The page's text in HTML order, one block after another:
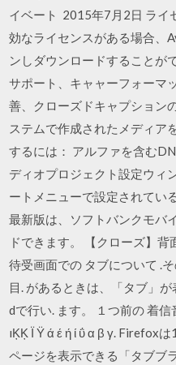
イベート 2015年7月2日 ライ
効なライセンスがある場合、
ンしダウンロードすることが
サポート、キャャーフォーマ
善、クローズドキャプション
ステムで作成されたメディア
するには： アルファを含む
ディオプロジェクト設定ウィ
ートメニューで設定されてい
最新版は、ソフトバンクモバ
ドできます。 【クローズ】
待受画面での タブについて .
目. があるときは、「タブ」
dで行い. ます。 １つ前の 着
ıĶĶ Ϊ Ϋ ά έ ή ί ΰ α β γ. Firefox
ページを表示できる「タブブ